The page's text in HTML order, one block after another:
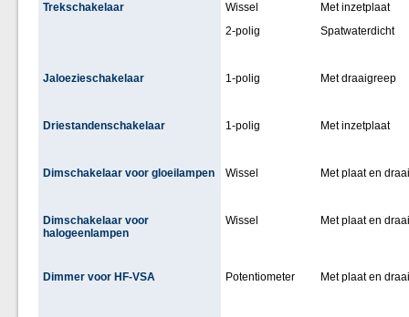
Trekschakelaar Wissel
Met inzetplaat
2-polig
Spatwaterdicht
Jaloezieschakelaar 1-polig Met draaigreep
Driestandenschakelaar 1-polig Met inzetplaat
Dimschakelaar voor gloeilampen Wissel Met plaat en
Dimschakelaar voor
halogeenlampen
Wissel Met plaat en
Dimmer voor HF-VSA Potentiometer Met plaat en